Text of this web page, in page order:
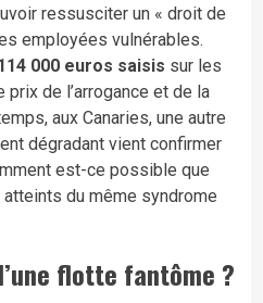
ressusciter un « droit de
employées vulnérables.
000 euros saisis sur les
de l’arrogance et de la
aux Canaries, une autre
dégradant vient confirmer
est-ce possible que
du même syndrome
flotte fantôme ?